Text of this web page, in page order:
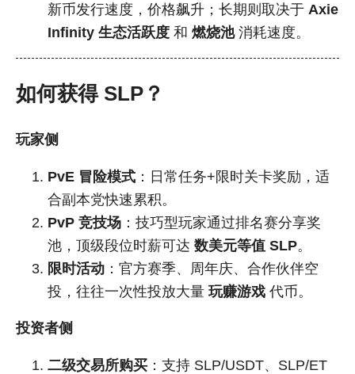
新币发行速度，价格飙升；长期则取决于 Axie
Infinity 生态活跃度 和 燃烧池消耗速度。
如何获得 SLP？
玩家侧
PvE 冒险模式 ：日常任务+限时关卡奖励，适
合副本党快速累积。
PvP 竞技场 ：技巧型玩家通过排名赛分享奖
池，顶级段位时薪可达 数美元等值 SLP。
限时活动 ：官方赛季、周年庆、合作伙伴空
投，往往一次性投放大量 玩赚游戏 代币。
投资者侧
二级交易所购买 ：支持 SLP/USDT、SLP/ET